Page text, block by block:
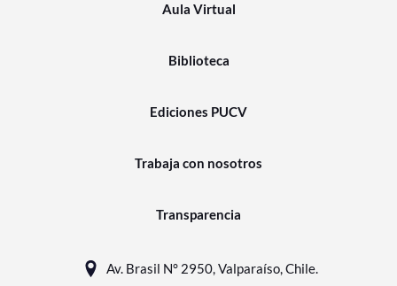
Aula Virtual
Biblioteca
Ediciones PUCV
Trabaja con nosotros
Transparencia
Av. Brasil N° 2950, Valparaíso, Chile.